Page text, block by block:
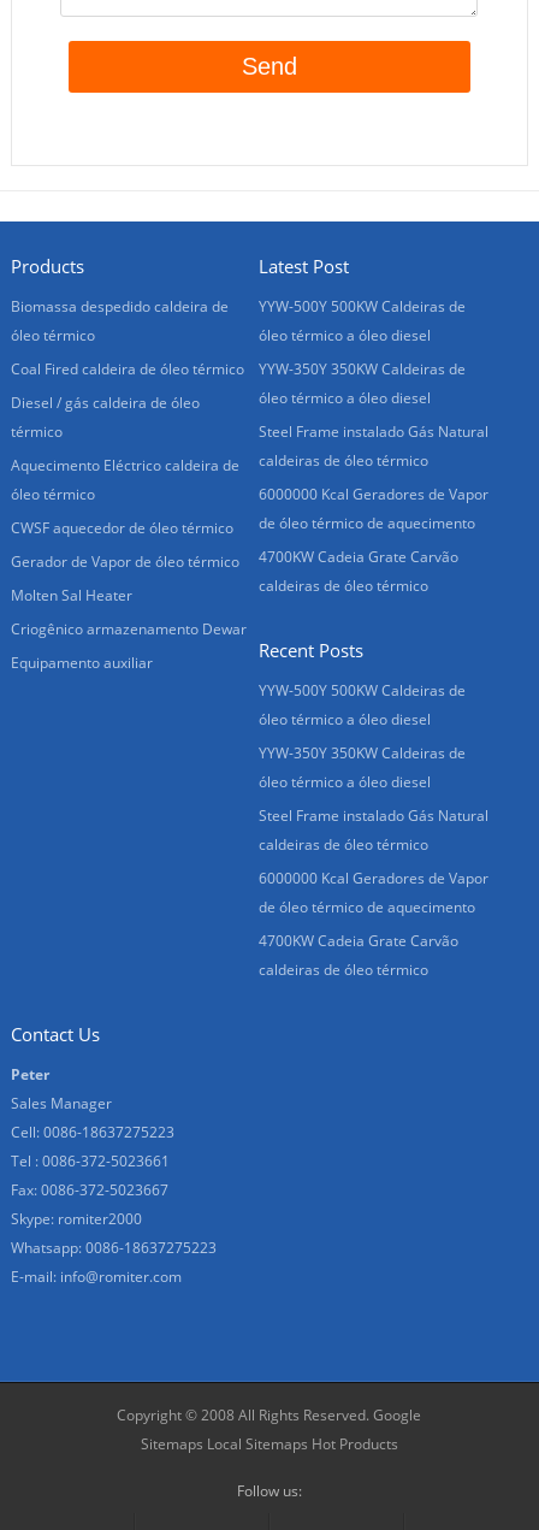
Products
Biomassa despedido caldeira de
óleo térmico
Coal Fired caldeira de óleo térmico
Diesel / gás caldeira de óleo
térmico
Aquecimento Eléctrico caldeira de
óleo térmico
CWSF aquecedor de óleo térmico
Gerador de Vapor de óleo térmico
Molten Sal Heater
Criogênico armazenamento Dewar
Equipamento auxiliar
Latest Post
YYW-500Y 500KW Caldeiras de
óleo térmico a óleo diesel
YYW-350Y 350KW Caldeiras de
óleo térmico a óleo diesel
Steel Frame instalado Gás Natural
caldeiras de óleo térmico
6000000 Kcal Geradores de Vapor
de óleo térmico de aquecimento
4700KW Cadeia Grate Carvão
caldeiras de óleo térmico
Recent Posts
YYW-500Y 500KW Caldeiras de
óleo térmico a óleo diesel
YYW-350Y 350KW Caldeiras de
óleo térmico a óleo diesel
Steel Frame instalado Gás Natural
caldeiras de óleo térmico
6000000 Kcal Geradores de Vapor
de óleo térmico de aquecimento
4700KW Cadeia Grate Carvão
caldeiras de óleo térmico
Contact Us
Peter
Sales Manager
Cell: 0086-18637275223
Tel : 0086-372-5023661
Fax: 0086-372-5023667
Skype: romiter2000
Whatsapp:0086-18637275223
E-mail: info@romiter.com
Copyright © 2008 All Rights Reserved.Google
Sitemaps Local Sitemaps Hot Products
Follow us: